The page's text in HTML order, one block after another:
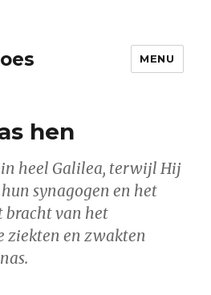
MENU
hen
heel Galilea, terwijl Hij
synagogen en het
bracht van het
ziekten en zwakten